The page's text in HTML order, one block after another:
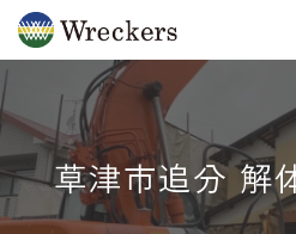
草津市追分 解